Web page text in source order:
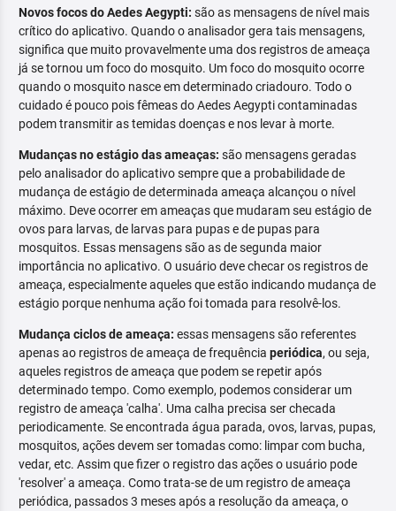
Novos focos do Aedes Aegypti: são as mensagens de nível mais
crítico do aplicativo. Quando o analisador gera tais mensagens,
significa que muito provavelmente uma dos registros de ameaça
já se tornou um foco do mosquito. Um foco do mosquito ocorre
quando o mosquito nasce em determinado criadouro. Todo o
cuidado é pouco pois fêmeas do Aedes Aegypti contaminadas
podem transmitir as temidas doenças e nos levar à morte.
Mudanças no estágio das ameaças: são mensagens geradas
pelo analisador do aplicativo sempre que a probabilidade de
mudança de estágio de determinada ameaça alcançou o nível
máximo. Deve ocorrer em ameaças que mudaram seu estágio de
ovos para larvas, de larvas para pupas e de pupas para
mosquitos. Essas mensagens são as de segunda maior
importância no aplicativo. O usuário deve checar os registros de
ameaça, especialmente aqueles que estão indicando mudança de
estágio porque nenhuma ação foi tomada para resolvê-los.
Mudança ciclos de ameaça: essas mensagens são referentes
apenas ao registros de ameaça de frequência periódica, ou seja,
aqueles registros de ameaça que podem se repetir após
determinado tempo. Como exemplo, podemos considerar um
registro de ameaça 'calha'. Uma calha precisa ser checada
periodicamente. Se encontrada água parada, ovos, larvas, pupas,
mosquitos, ações devem ser tomadas como: limpar com bucha,
vedar, etc. Assim que fizer o registro das ações o usuário pode
'resolver' a ameaça. Como trata-se de um registro de ameaça
periódica, passados 3 meses após a resolução da ameaça, o